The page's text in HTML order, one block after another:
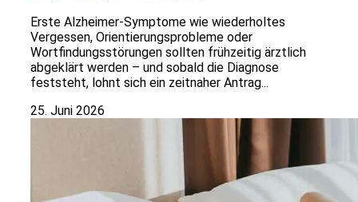
Erste Alzheimer-Symptome wie wiederholtes
Vergessen, Orientierungsprobleme oder
Wortfindungsstörungen sollten frühzeitig ärztlich
abgeklärt werden – und sobald die Diagnose
feststeht, lohnt sich ein zeitnaher Antrag...
25. Juni 2026